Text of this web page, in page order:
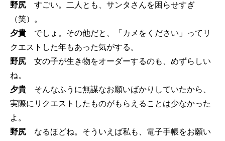
野尻 すごい。二人とも、サンタさんを困らせすぎ
（笑）。
夕貴 でしょ。その他だと、「カメをください」ってリ
クエストした年もあった気がする。
野尻 女の子が生き物をオーダーするのも、めずらしい
ね。
夕貴 そんなふうに無謀なお願いばかりしていたから、
実際にリクエストしたものがもらえることは少なかった
よ。
野尻 なるほどね。そういえば私も、電子手帳をお願い